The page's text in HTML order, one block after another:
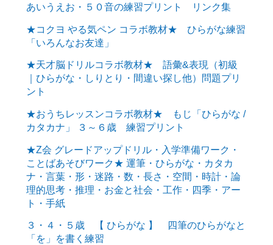
あいうえお・５０音の練習プリント リンク集
★コクヨ やる気ペン コラボ教材★ ひらがな練習
「いろんなお友達」
★天才脳ドリルコラボ教材★ 語彙&表現（初級
｜ひらがな・しりとり・間違い探し他）問題プリ
ント
★おうちレッスンコラボ教材★ もじ「ひらがな /
カタカナ」 ３～６歳 練習プリント
★Z会 グレードアップドリル・入学準備ワーク・
ことばあそびワーク★ 運筆・ひらがな・カタカ
ナ・言葉・形・迷路・数・長さ・空間・時計・論
理的思考・推理・お金と社会・工作・四季・アー
ト・手紙
３・４・５歳 【 ひらがな 】 四筆のひらがなと
「を」を書く練習